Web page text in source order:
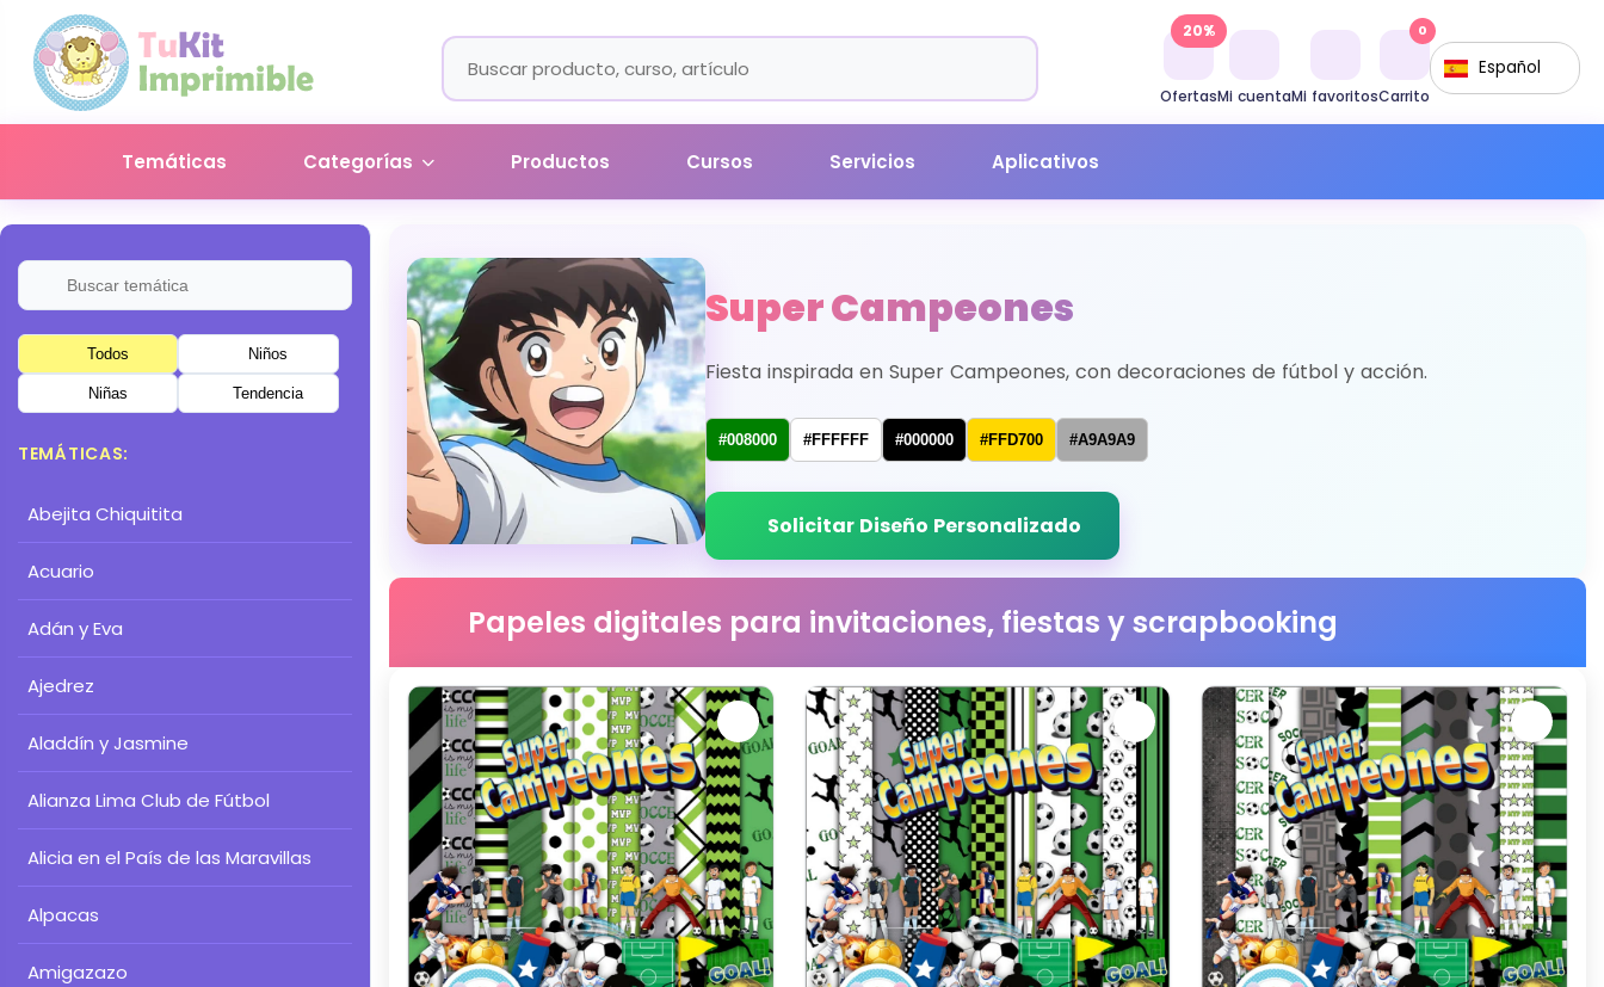
Ofertas
20%
Mi cuentaMi favoritosCarrito
0
Español
Temáticas Categorías Productos Cursos Servicios Aplicativos
Todos Niños
Niñas Tendencia
TEMÁTICAS:
Abejita Chiquitita
Acuario
Adán y Eva
Ajedrez
Aladdín y Jasmine
Alianza Lima Club de Fútbol
Alicia en el País de las Maravillas
Alpacas
Amigazazo
Super Campeones
Fiesta inspirada en Super Campeones, con decoraciones de fútbol y acción.
#008000 #FFFFFF #000000 #FFD700 #A9A9A9
Solicitar Diseño Personalizado
Papeles digitales para invitaciones, fiestas y scrapbooking